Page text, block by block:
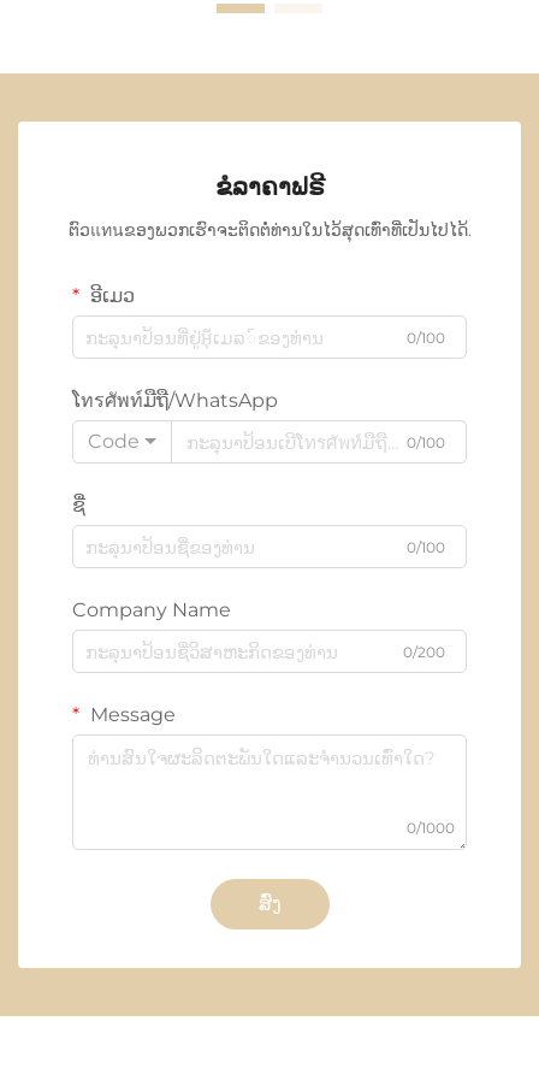
ຂໍລາຄາຟຣີ
ຕົວแทนຂອງພວກເຮົາຈະຕິດຕໍ່ທ່ານໃນໄວ້ສຸດເທົ່າທີ່ເປັນໄປໄດ້.
ອີເມວ
0/100
ໂทรศัพท์ມືຖື/WhatsApp
Code
0/100
ຊື່
0/100
Company Name
0/200
Message
0/1000
ສົ່ງ